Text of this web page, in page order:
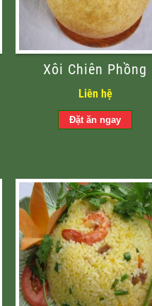
Xôi Chiên Phồng
Liên hệ